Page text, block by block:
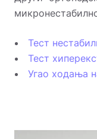
Тест
Тест
Угао ходања